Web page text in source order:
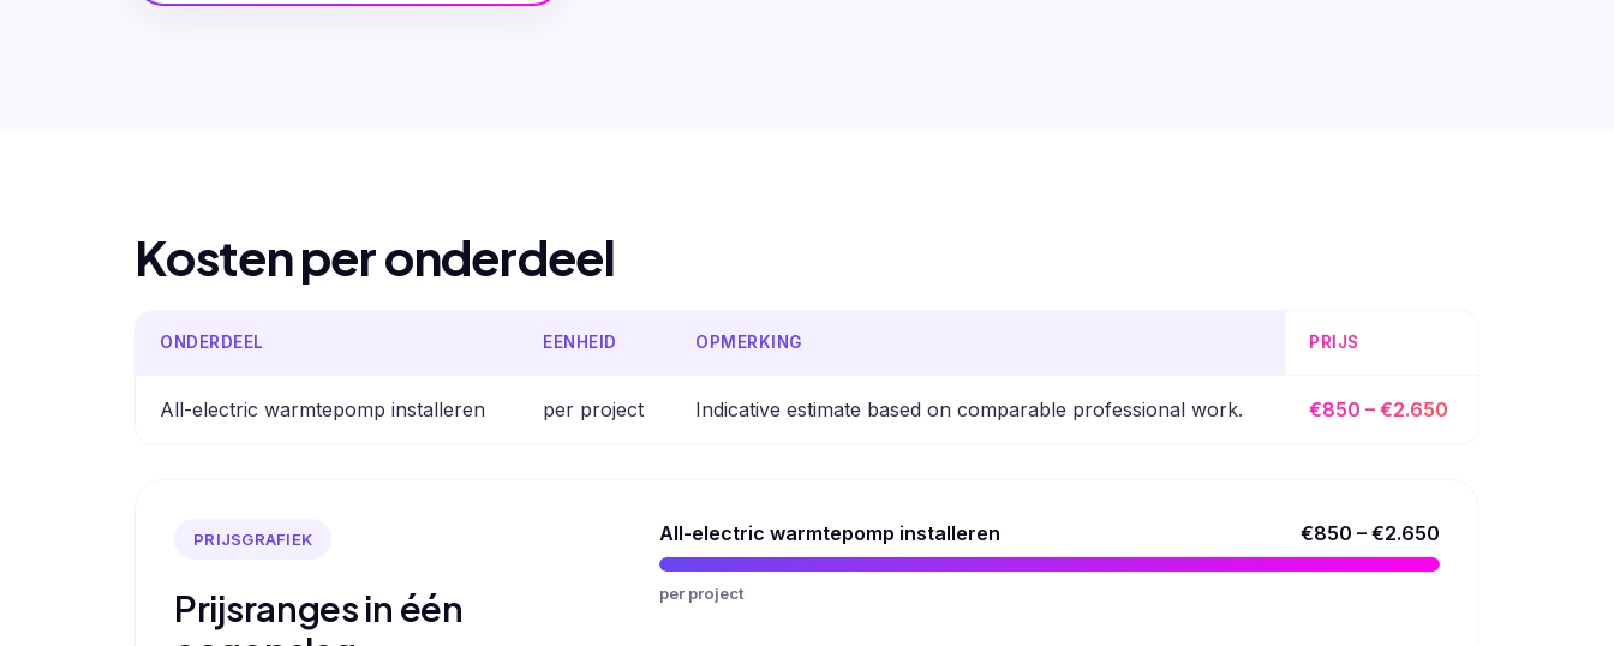
Kosten per onderdeel
ONDERDEEL EENHEID OPMERKING PRIJS
All-electric warmtepomp installeren per project Indicative estimate based on comparable professional work. €850 – €2.650
PRIJSGRAFIEK
Prijsranges in één
All-electric warmtepomp installeren €850 – €2.650
per project